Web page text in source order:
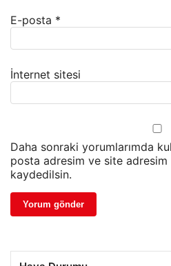
E-posta *
İnternet sitesi
Daha sonraki yorumlarımda
posta adresim ve site adresim
kaydedilsin.